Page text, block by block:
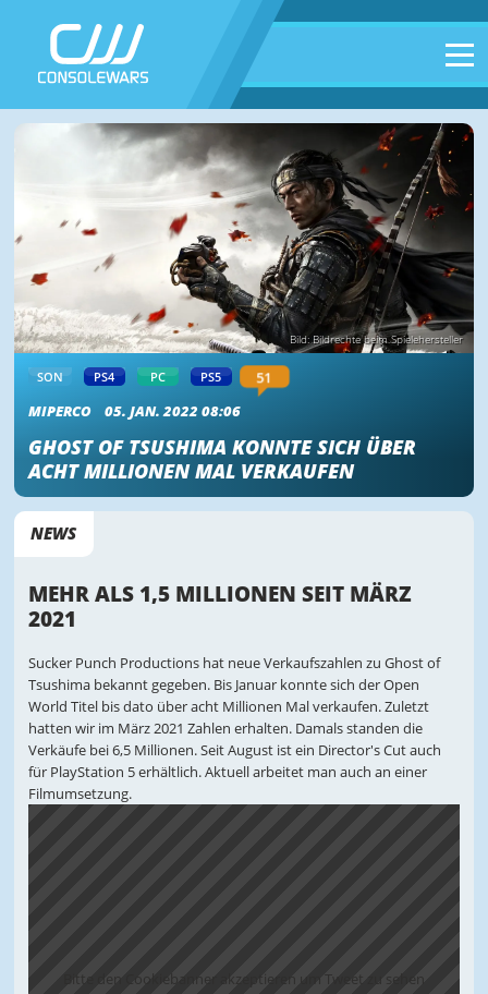
Bild: Bildrechte beim Spielehersteller
SON PS4 PC PS5 51
MIPERCO 05. JAN. 2022 08:06
GHOST OF TSUSHIMA KONNTE SICH ÜBER
ACHT MILLIONEN MAL VERKAUFEN
NEWS
MEHR ALS 1,5 MILLIONEN SEIT MÄRZ
2021
Sucker Punch Productions hat neue Verkaufszahlen zu Ghost of
Tsushima bekannt gegeben. Bis Januar konnte sich der Open
World Titel bis dato über acht Millionen Mal verkaufen. Zuletzt
hatten wir im März 2021 Zahlen erhalten. Damals standen die
Verkäufe bei 6,5 Millionen. Seit August ist ein Director's Cut auch
für PlayStation 5 erhältlich. Aktuell arbeitet man auch an einer
Filmumsetzung.
Bitte den Cookiebanner akzeptieren um Tweet zu sehen